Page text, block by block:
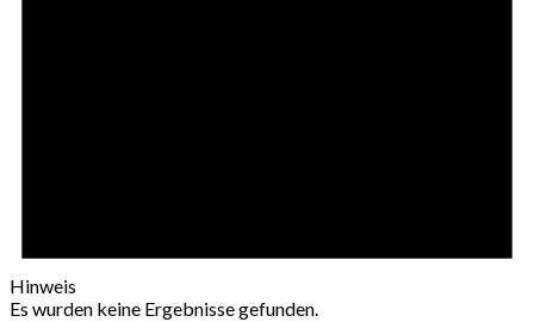
Hinweis
Es wurden keine Ergebnisse gefunden.